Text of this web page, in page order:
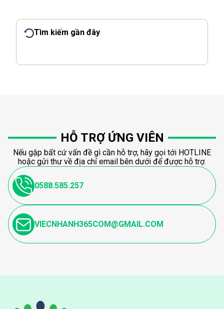
Tìm kiếm gần đây
HỖ TRỢ ỨNG VIÊN
Nếu gặp bất cứ vấn đề gì cần hỗ trợ, hãy gọi tới HOTLINE
hoặc gửi thư về địa chỉ email bên dưới để được hỗ trợ.
0588.585.257
VIECNHANH365COM@GMAIL.COM